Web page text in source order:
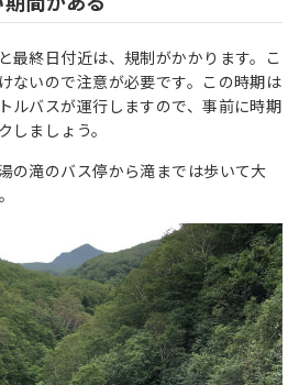
最終日付近は、規制がかかります。こ
ないので注意が必要です。この時期は
ルバスが運行しますので、事前に時期
しましょう。
の滝のバス停から滝までは歩いて大